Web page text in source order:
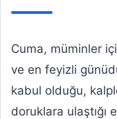
Cuma, müminler
ve en feyizli
kabul olduğu,
doruklara ulaştığı